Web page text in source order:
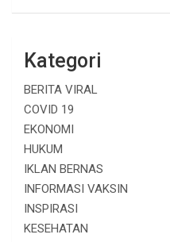
Kategori
BERITA VIRAL
COVID 19
EKONOMI
HUKUM
IKLAN BERNAS
INFORMASI VAKSIN
INSPIRASI
KESEHATAN